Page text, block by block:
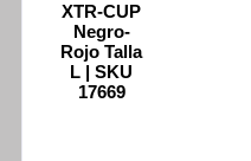
XTR-CUP
Negro-
Rojo Talla
L | SKU
17669